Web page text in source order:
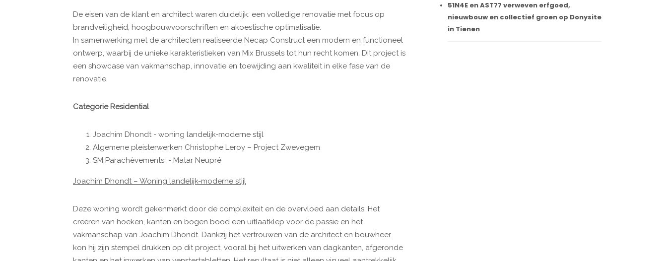
De eisen van de klant en architect waren duidelijk: een volledige renovatie met focus op
brandveiligheid, hoogbouwvoorschriften en akoestische optimalisatie.
In samenwerking met de architecten realiseerde Necap Construct een modern en functioneel
ontwerp, waarbij de unieke karakteristieken van Mix Brussels tot hun recht komen. Dit project is
een showcase van vakmanschap, innovatie en toewijding aan kwaliteit in elke fase van de
renovatie.
Categorie Residential
Joachim Dhondt - woning landelijk-moderne stijl
Algemene pleisterwerken Christophe Leroy – Project Zwevegem
SM Parachèvements - Matar Neupré
Joachim Dhondt – Woning landelijk-moderne stijl
Deze woning wordt gekenmerkt door de complexiteit en de overvloed aan details. Het
creëren van hoeken, kanten en bogen bood een uitlaatklep voor de passie en het
vakmanschap van Joachim Dhondt. Dankzij het vertrouwen van de architect en bouwheer
kon hij zijn stempel drukken op dit project, vooral bij het uitwerken van dagkanten, afgeronde
51N4E en AST77 verweven erfgoed,
nieuwbouw en collectief groen op Donysite
in Tienen